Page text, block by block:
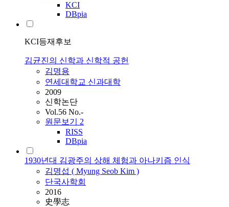
KCI
DBpia
KCI등재후보
김균진의 신학과 신학적 공헌
김명용
연세대학교 신과대학
2009
신학논단
Vol.56 No.-
원문보기 2
RISS
DBpia
1930년대 김광주의 상해 체험과 아나키즘 인식
김명섭 ( Myung Seob Kim )
단국사학회
2016
史學志